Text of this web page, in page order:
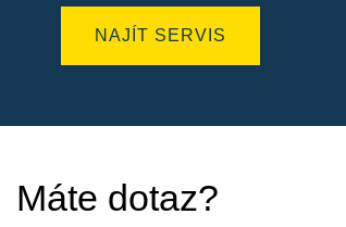
NAJÍT SERVIS
Máte dotaz?